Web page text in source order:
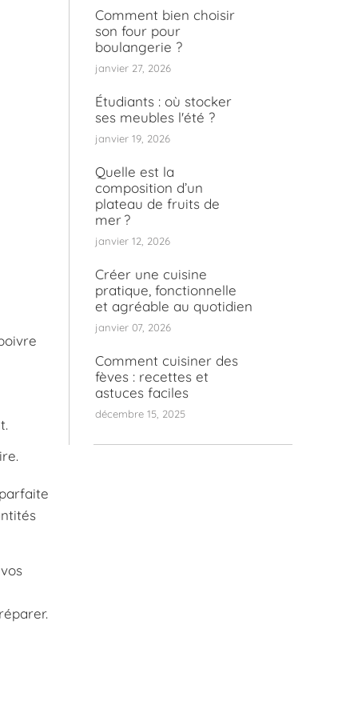
Comment bien choisir
son four pour
boulangerie ?
janvier 27, 2026
Étudiants : où stocker
ses meubles l'été ?
janvier 19, 2026
Quelle est la
composition d’un
plateau de fruits de
mer ?
janvier 12, 2026
Créer une cuisine
pratique, fonctionnelle
et agréable au quotidien
janvier 07, 2026
Comment cuisiner des
fèves : recettes et
astuces faciles
décembre 15, 2025